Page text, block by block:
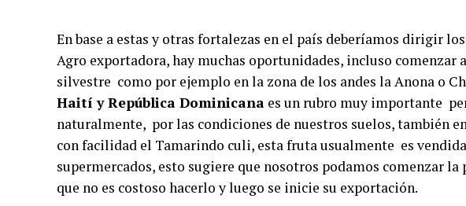
En base a estas y otras fortalezas en el país deberíamos dirigir
Agro exportadora, hay muchas oportunidades, incluso comenzar
silvestre como por ejemplo en la zona de los andes la Anona o
Haití y República Dominicana es un rubro muy importante
naturalmente, por las condiciones de nuestros suelos, también
con facilidad el Tamarindo culi, esta fruta usualmente es
supermercados, esto sugiere que nosotros podamos comenzar
que no es costoso hacerlo y luego se inicie su exportación.